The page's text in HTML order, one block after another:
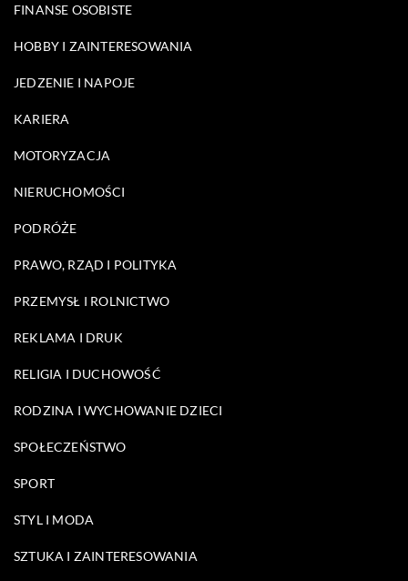
FINANSE OSOBISTE
HOBBY I ZAINTERESOWANIA
JEDZENIE I NAPOJE
KARIERA
MOTORYZACJA
NIERUCHOMOŚCI
PODRÓŻE
PRAWO, RZĄD I POLITYKA
PRZEMYSŁ I ROLNICTWO
REKLAMA I DRUK
RELIGIA I DUCHOWOŚĆ
RODZINA I WYCHOWANIE DZIECI
SPOŁECZEŃSTWO
SPORT
STYL I MODA
SZTUKA I ZAINTERESOWANIA